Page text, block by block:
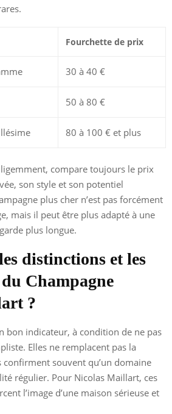
Fourchette de prix
30 à 40 €
50 à 80 €
80 à 100 € et plus
compare toujours le prix
son style et son potentiel
plus cher n’est pas forcément
mais il peut être plus adapté à une
plus longue.
distinctions et les
Champagne
?
bon indicateur, à condition de ne pas
Elles ne remplacent pas la
confirment souvent qu’un domaine
régulier. Pour Nicolas Maillart, ces
l’image d’une maison sérieuse et